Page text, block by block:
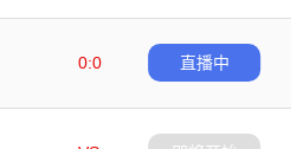
0:0
直播中